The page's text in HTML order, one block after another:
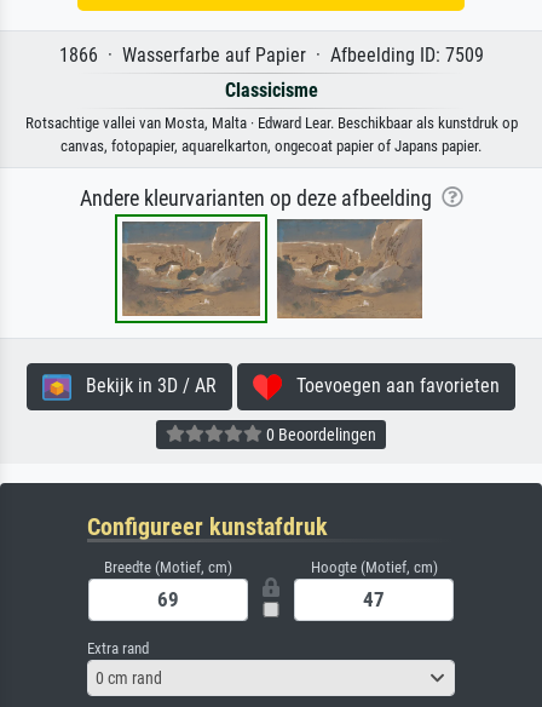
1866 · Wasserfarbe auf Papier · Afbeelding ID: 7509
Classicisme
Rotsachtige vallei van Mosta, Malta · Edward Lear. Beschikbaar als kunstdruk op
canvas, fotopapier, aquarelkarton, ongecoat papier of Japans papier.
Andere kleurvarianten op deze afbeelding
Bekijk in 3D / AR Toevoegen aan favorieten
0 Beoordelingen
Configureer kunstafdruk
Breedte (Motief, cm) Hoogte (Motief, cm)
Extra rand
0 cm rand